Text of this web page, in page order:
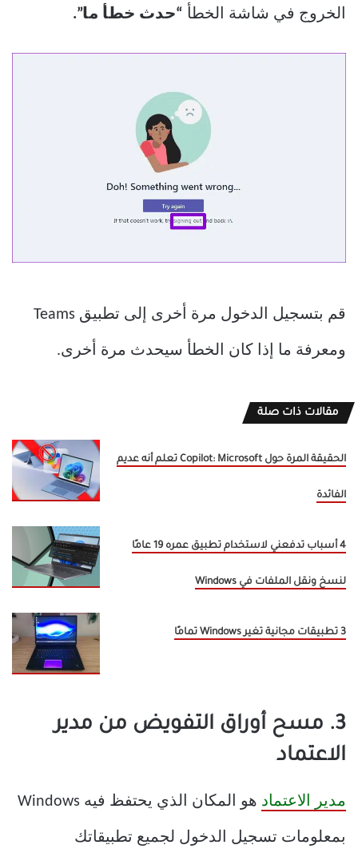
الخروج في شاشة الخطأ “حدث خطأ ما”.
قم بتسجيل الدخول مرة أخرى إلى تطبيق Teams
ومعرفة ما إذا كان الخطأ سيحدث مرة أخرى.
مقالات ذات صلة
الحقيقة المرة حول Copilot: Microsoft تعلم أنه عديم
الفائدة
4 أسباب تدفعني لاستخدام تطبيق عمره 19 عامًا
لنسخ ونقل الملفات في Windows
3 تطبيقات مجانية تغير Windows تمامًا
3. مسح أوراق التفويض من مدير
الاعتماد
مدير الاعتماد هو المكان الذي يحتفظ فيه Windows
بمعلومات تسجيل الدخول لجميع تطبيقاتك